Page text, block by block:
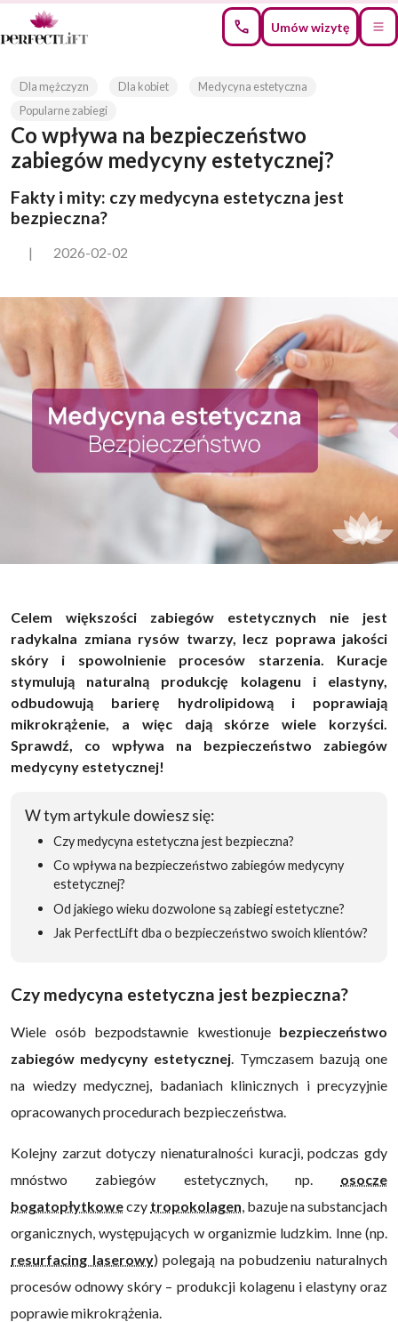
Umów wizytę
Dla mężczyzn Dla kobiet
Medycyna estetyczna
Popularne zabiegi
Co wpływa na bezpieczeństwo
zabiegów medycyny estetycznej?
Fakty i mity: czy medycyna estetyczna jest
bezpieczna?
| 2026-02-02
Celem większości zabiegów estetycznych nie jest
radykalna zmiana rysów twarzy, lecz poprawa jakości
skóry i spowolnienie procesów starzenia. Kuracje
stymulują naturalną produkcję kolagenu i elastyny,
odbudowują barierę hydrolipidową i poprawiają
mikrokrążenie, a więc dają skórze wiele korzyści.
Sprawdź, co wpływa na bezpieczeństwo zabiegów
medycyny estetycznej!
W tym artykule dowiesz się:
Czy medycyna estetyczna jest bezpieczna?
Co wpływa na bezpieczeństwo zabiegów medycyny
estetycznej?
Od jakiego wieku dozwolone są zabiegi estetyczne?
Jak PerfectLift dba o bezpieczeństwo swoich klientów?
Czy medycyna estetyczna jest bezpieczna?
Wiele osób bezpodstawnie kwestionuje bezpieczeństwo
zabiegów medycyny estetycznej . Tymczasem bazują one
na wiedzy medycznej, badaniach klinicznych i precyzyjnie
opracowanych procedurach bezpieczeństwa.
Kolejny zarzut dotyczy nienaturalności kuracji, podczas gdy
mnóstwo zabiegów estetycznych, np. osocze
bogatopłytkoweczy tropokolagen , bazuje na substancjach
organicznych, występujących w organizmie ludzkim. Inne (np.
resurfacing laserowy) polegają na pobudzeniu naturalnych
procesów odnowy skóry – produkcji kolagenu i elastyny oraz
poprawie mikrokrążenia.